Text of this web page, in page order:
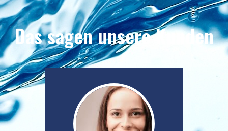
Das sagen unsere Kunden